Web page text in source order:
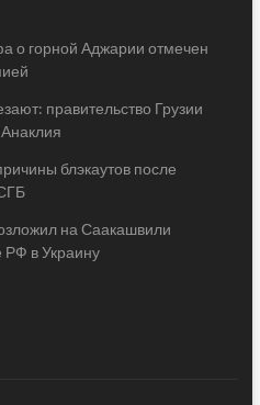
о горной Аджарии отмечен
правительство Грузии
блэкаутов после
на Саакашвили
РФ в Украину